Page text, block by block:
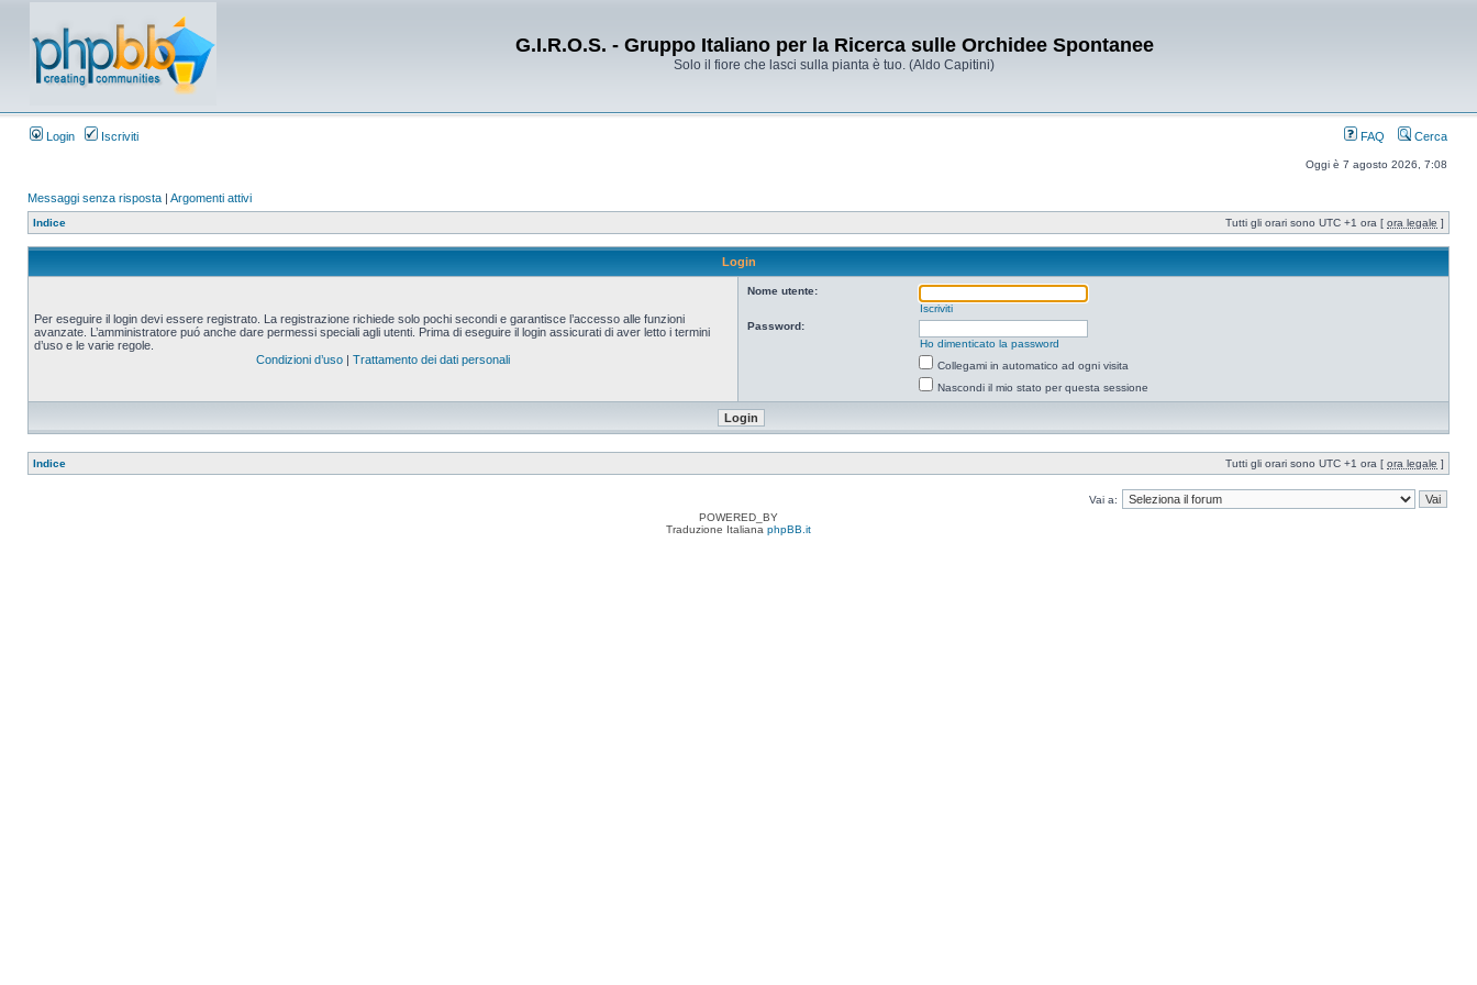
G.I.R.O.S. - Gruppo Italiano per la Ricerca sulle Orchidee Spontanee
Solo il fiore che lasci sulla pianta è tuo. (Aldo Capitini)
Login Iscriviti FAQ Cerca
Oggi è 7 agosto 2026, 7:08
Messaggi senza risposta | Argomenti attivi
Indice Tutti gli orari sono UTC +1 ora [ ora legale ]
Login
Per eseguire il login devi essere registrato. La registrazione richiede solo pochi secondi e garantisce l’accesso alle funzioni
avanzate. L’amministratore puó anche dare permessi speciali agli utenti. Prima di eseguire il login assicurati di aver letto i termini
d’uso e le varie regole.
Condizioni d’uso | Trattamento dei dati personali
Nome utente:
Iscriviti
Password:
Ho dimenticato la password
Collegami in automatico ad ogni visita
Nascondi il mio stato per questa sessione
Indice Tutti gli orari sono UTC +1 ora [ ora legale ]
Vai a:
POWERED_BY
Traduzione Italiana phpBB.it